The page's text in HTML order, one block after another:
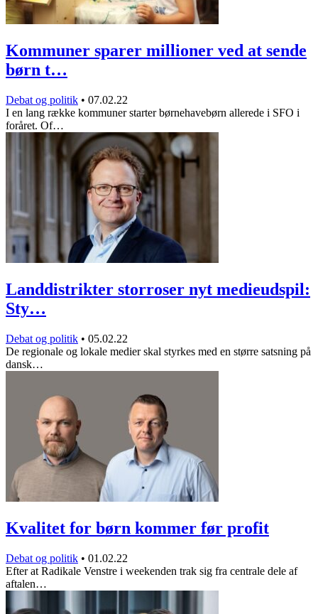
Kommuner sparer millioner ved at sende
børn t…
Debat og politik • 07.02.22
I en lang række kommuner starter børnehavebørn allerede i SFO i
foråret. Of…
Landdistrikter storroser nyt medieudspil:
Sty…
Debat og politik • 05.02.22
De regionale og lokale medier skal styrkes med en større satsning på
dansk…
Kvalitet for børn kommer før profit
Debat og politik • 01.02.22
Efter at Radikale Venstre i weekenden trak sig fra centrale dele af
aftalen…